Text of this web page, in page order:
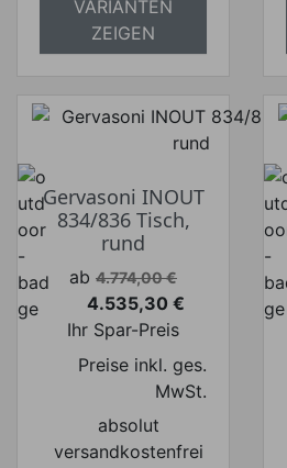
VARIANTEN
ZEIGEN
Gervasoni INOUT
834/836 Tisch,
rund
Verkaufspreis
ab 4.774,00 €
Preis
4.535,30 €
Ihr Spar-Preis
Preise inkl. ges.
MwSt.
absolut
versandkostenfrei